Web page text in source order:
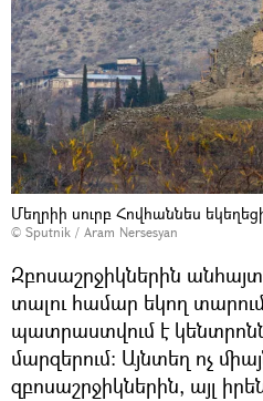
Մեղրիի սուրբ Հովհաննես
© Sputnik / Aram Nersesyan
Զբոսաշրջիկներին
տալու համար եկող
պատրաստվում է
մարզերում։ Այնտեղ ոչ
զբոսաշրջիկներին, այլ